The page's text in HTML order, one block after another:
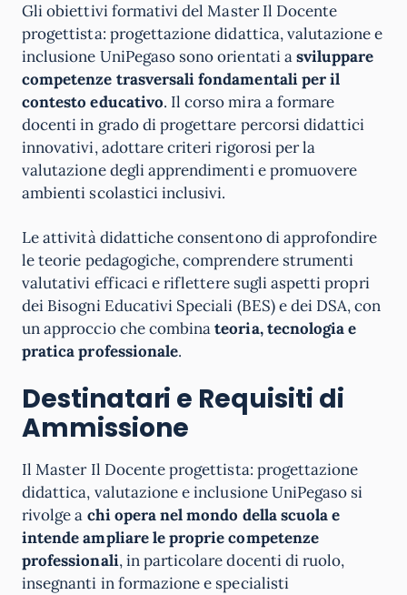
Gli obiettivi formativi del Master Il Docente
progettista: progettazione didattica, valutazione e
inclusione UniPegaso sono orientati asviluppare
competenze trasversali fondamentali per il
contesto educativo. Il corso mira a formare
docenti in grado di progettare percorsi didattici
innovativi, adottare criteri rigorosi per la
valutazione degli apprendimenti e promuovere
ambienti scolastici inclusivi.
Le attività didattiche consentono di approfondire
le teorie pedagogiche, comprendere strumenti
valutativi efficaci e riflettere sugli aspetti propri
dei Bisogni Educativi Speciali (BES) e dei DSA, con
un approccio che combinateoria, tecnologia e
pratica professionale.
Destinatari e Requisiti di
Ammissione
Il Master Il Docente progettista: progettazione
didattica, valutazione e inclusione UniPegaso si
rivolge a chi opera nel mondo della scuola e
intende ampliare le proprie competenze
professionali, in particolare docenti di ruolo,
insegnanti in formazione e specialisti